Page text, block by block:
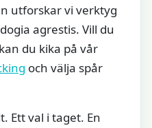
utforskar vi verktyg
agrestis. Vill du
du kika på vår
och välja spår
Ett val i taget. En